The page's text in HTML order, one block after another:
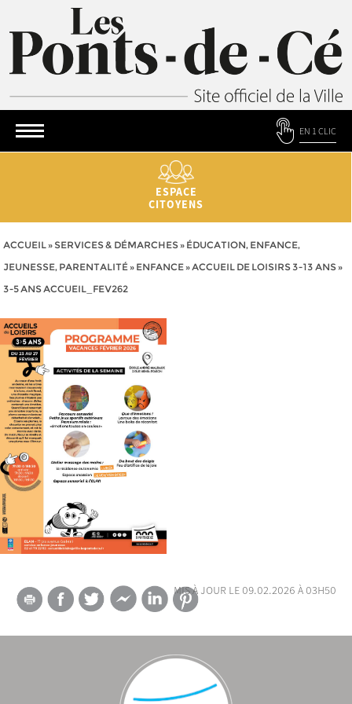
EN 1 CLIC
ESPACE
CITOYENS
ACCUEIL» SERVICES & DÉMARCHES» ÉDUCATION, ENFANCE,
JEUNESSE, PARENTALITÉ» ENFANCE»ACCUEIL DE LOISIRS 3-13 ANS»
3-5 ANS ACCUEIL_FEV262
mis à jour le 09.02.2026 à 03h50